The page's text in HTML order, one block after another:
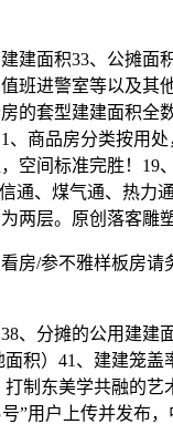
面积33、公摊面
班进警室等以及其
的套型建建面积全
商品房分类按用
空间标准完胜！19
通、煤气通、热力
两层。原创落客雕
/参不雅样板房请
分摊的公用建建
积）41、建建笼盖
制东美学共融的艺
”用户上传并发布